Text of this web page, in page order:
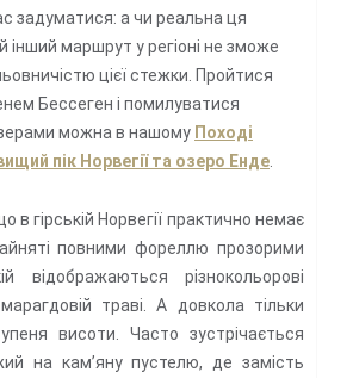
задуматися: а чи реальна ця
маршрут у регіоні не зможе
цієї стежки. Пройтися
Бессеген і помилуватися
можна в нашому Поході
пік Норвегії та озеро Енде
в гірській Норвегії практично немає
повними фореллю прозорими
відображаються різнокольорові
траві. А довкола тільки
висоти. Часто зустрічається
на кам’яну пустелю, де замість